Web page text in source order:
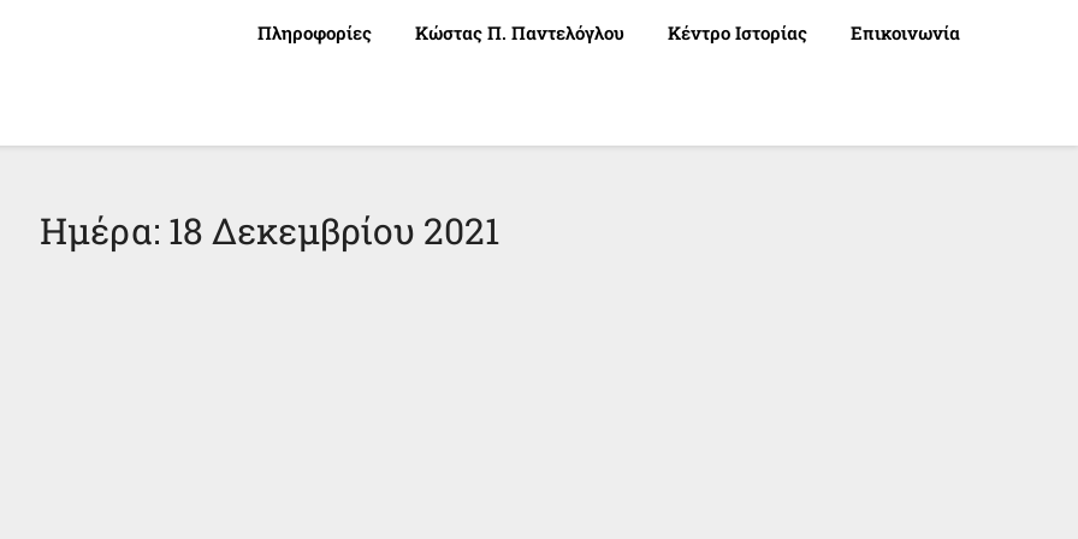
Πληροφορίες Κώστας Π. Παντελόγλου Κέντρο Ιστορίας Επικοινωνία
Ημέρα: 18 Δεκεμβρίου 2021